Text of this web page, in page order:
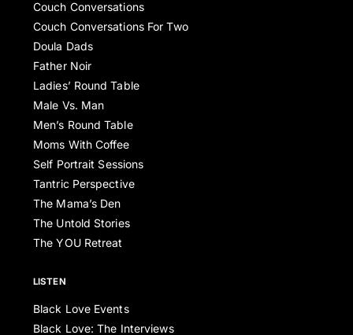
Couch Conversations
Couch Conversations For Two
Doula Dads
Father Noir
Ladies’ Round Table
Male Vs. Man
Men’s Round Table
Moms With Coffee
Self Portrait Sessions
Tantric Perspective
The Mama’s Den
The Untold Stories
The YOU Retreat
LISTEN
Black Love Events
Black Love: The Interviews